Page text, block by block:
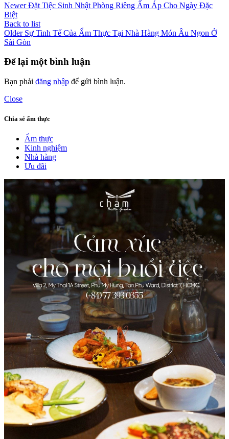
Newer Đặt Tiệc Sinh Nhật Phòng Riêng Ấm Áp Cho Ngày Đặc
Biệt
Back to list
Older Sự Tinh Tế Của Ẩm Thực Tại Nhà Hàng Món Âu Ngon Ở
Sài Gòn
Để lại một bình luận
Bạn phải đăng nhập để gửi bình luận.
Close
Chia sẻ ẩm thực
Ẩm thực
Kinh nghiệm
Nhà hàng
Ưu đãi